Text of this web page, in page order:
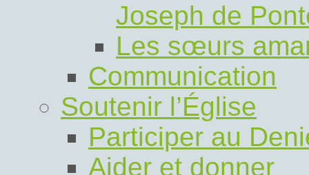
Joseph de
Les sœurs
Communication
Soutenir l’Église
Participer au
Aider et donner